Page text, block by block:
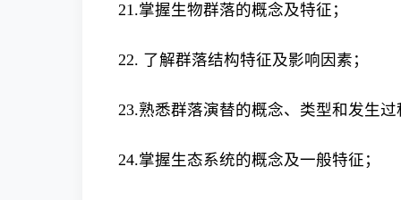
21.掌握生物群落的概念及特征；
22. 了解群落结构特征及影响因素；
23.熟悉群落演替的概念、类型和发生过
24.掌握生态系统的概念及一般特征；